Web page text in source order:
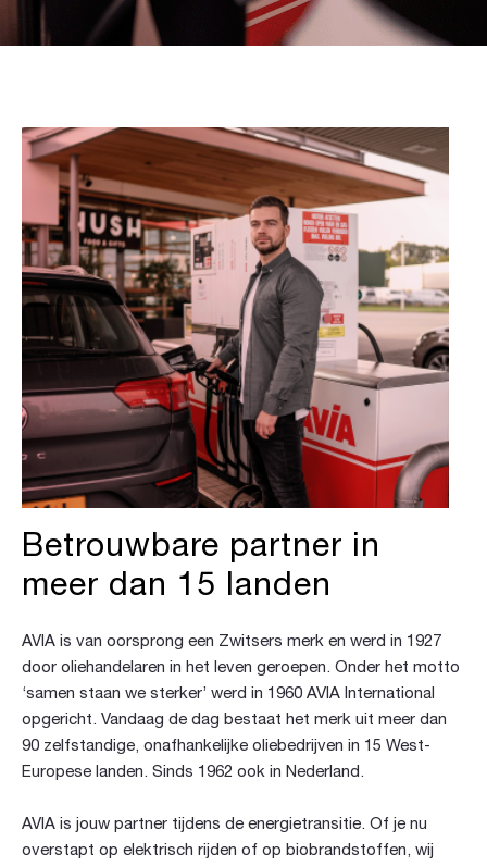
Betrouwbare partner in
meer dan 15 landen
AVIA is van oorsprong een Zwitsers merk en werd in 1927
door oliehandelaren in het leven geroepen. Onder het motto
‘samen staan we sterker’ werd in 1960 AVIA International
opgericht. Vandaag de dag bestaat het merk uit meer dan
90 zelfstandige, onafhankelijke oliebedrijven in 15 West-
Europese landen. Sinds 1962 ook in Nederland.
AVIA is jouw partner tijdens de energietransitie. Of je nu
overstapt op elektrisch rijden of op biobrandstoffen, wij